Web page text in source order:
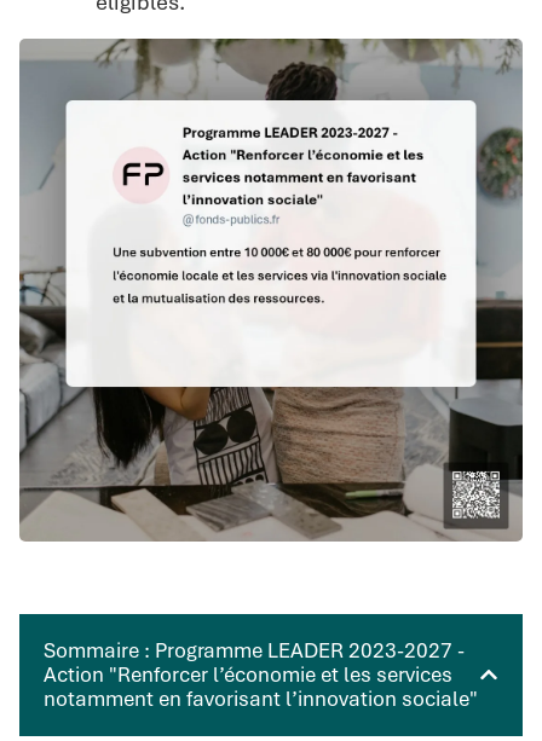
Sommaire : Programme LEADER 2023-2027 -
Action "Renforcer l’économie et les services
notamment en favorisant l’innovation sociale"